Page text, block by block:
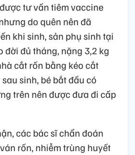
tư vấn tiêm vaccine
do quên nên đã
khi sinh, sản phụ sinh tại
đời đủ tháng, nặng 3,2 kg
cắt rốn bằng kéo cắt
sinh, bé bắt đầu có
trên nên được đưa đi cấp
các bác sĩ chẩn đoán
rốn, nhiễm trùng huyết